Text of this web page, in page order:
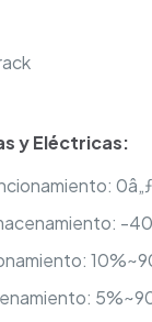
y Eléctricas:
-